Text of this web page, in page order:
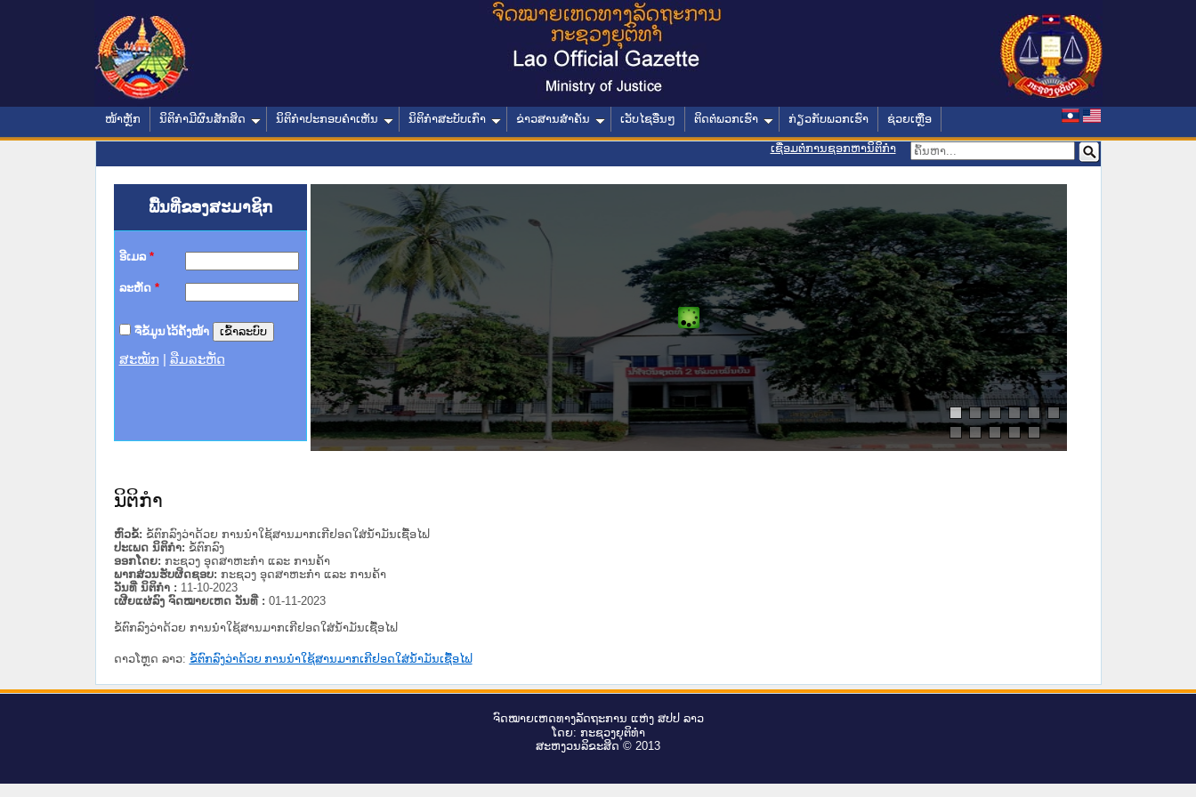
ໜ້າຫຼັກ ນິຕິກໍາມີຜົນສັກສິດ ນິຕິກໍາປະກອບຄໍາເຫັນ ນິຕິກໍາສະບັບເກົ່າ ຂ່າວສານສໍາຄັນ ເວັບໄຊອື່ນໆ ຕິດຕໍ່ພວກເຮົາ ກ່ຽວກັບພວກເຮົາ ຊ່ວຍເຫຼືອ
ເຊື່ອມຕໍ່ການຊອກຫານິຕິກຳ
ພື້ນທີ່ຂອງສະມາຊິກ
ອີເມລ *
ລະຫັດ *
ຈື່ຂໍ້ມູນໄວ້ຄັ້ງໜ້າ
ສະໝັກ ລືມລະຫັດ
ານສະພາປະຊາຊົນ ພາກເໜືອ
ທາງລັດຖະການ
ສຳລັບ ພາກກາງ
ສຳລັບ ພາກໃຕ້
ວິທະຍາຄານຕຳຫຼວດປະຊາຊົນ
ວິທະຍາຄານສັນຕິບານປະຊາຊົນ
າຍເຫດທາງລັດຖະການໃຫ້ຜູ້ປະສານງານ
ຂັ້ນແຂວງພາກເໜືອ
ານສະພາປະຊາຊົນ ພາກກາງ
ນິຕິກໍາ
ຫົວຂໍ້: ຂໍ້ຕົກລົງວ່າດ້ວຍ ການນຳໃຊ້ສານມາກເກີຢອດໃສ່ນ້ຳມັນເຊື້ອໄຟ
ປະເພດ ນິຕິກໍາ: ຂໍ້ຕົກລົງ
ອອກໂດຍ: ກະຊວງ ອຸດສາຫະກຳ ແລະ ການຄ້າ
ພາກສ່ວນຮັບຜິດຊອບ: ກະຊວງ ອຸດສາຫະກຳ ແລະ ການຄ້າ
ວັນທີ່ ນິຕິກໍາ : 11-10-2023
ເຜີຍແຜ່ລົງ ຈົດໝາຍເຫດ ວັນທີ່ : 01-11-2023
ຂໍ້ຕົກລົງວ່າດ້ວຍ ການນຳໃຊ້ສານມາກເກີຢອດໃສ່ນ້ຳມັນເຊື້ອໄຟ
ດາວໂຫຼດ ລາວ: ຂໍ້ຕົກລົງວ່າດ້ວຍ ການນຳໃຊ້ສານມາກເກີຢອດໃສ່ນ້ຳມັນເຊື້ອໄຟ
ຈົດ​ໝາຍ​ເຫດ​ທາງ​ລັດ​ຖະ​ການ ແຫ່ງ ສ​ປ​ປ ລາວ
ໂດຍ: ກະ​ຊວງຍຸ​ຕິ​ທຳ
ສະ​ຫງວນ​ລິ​ຂະ​ສິດ © 2013